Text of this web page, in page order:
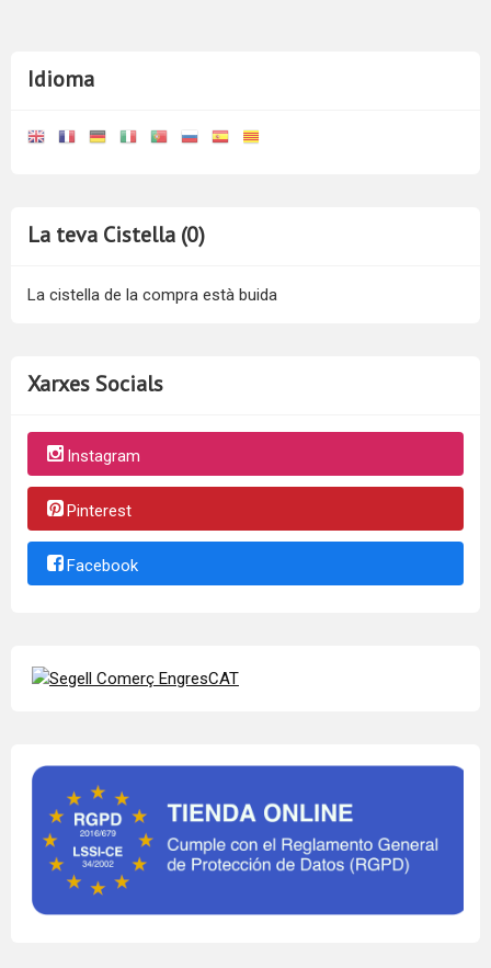
Idioma
La teva Cistella (0)
La cistella de la compra està buida
Xarxes Socials
Instagram
Pinterest
Facebook